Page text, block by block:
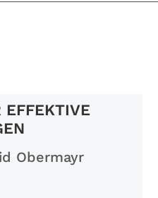
EFFEKTIVE
Obermayr